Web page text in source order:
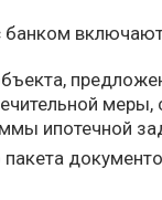
банком
меры,
ипотечной
пакета